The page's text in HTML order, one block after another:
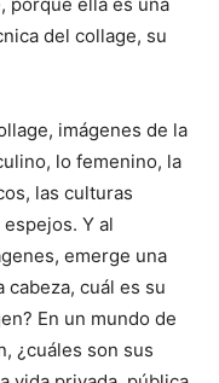
porque ella es una
del collage, su
imágenes de la
lo femenino, la
las culturas
Y al
emerge una
cabeza, cuál es su
En un mundo de
¿cuáles son sus